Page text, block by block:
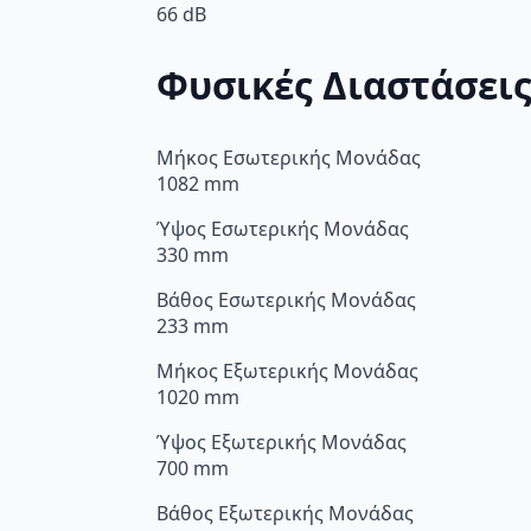
66 dB
Φυσικές Διαστάσεις
Μήκος Εσωτερικής Μονάδας
1082 mm
Ύψος Εσωτερικής Μονάδας
330 mm
Βάθος Εσωτερικής Μονάδας
233 mm
Μήκος Εξωτερικής Μονάδας
1020 mm
Ύψος Εξωτερικής Μονάδας
700 mm
Βάθος Εξωτερικής Μονάδας